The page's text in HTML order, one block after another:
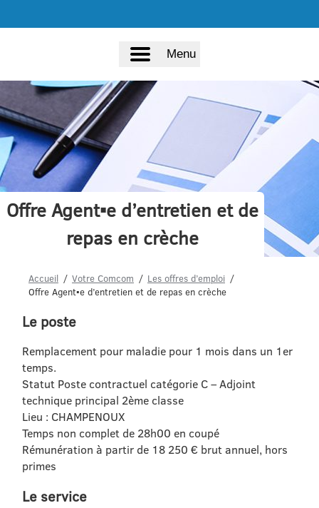
Menu
Offre Agent▪e d’entretien et de
repas en crèche
Accueil Votre Comcom
Les offres d’emploi
Offre Agent▪e d’entretien et de repas en crèche
Le poste
Remplacement pour maladie pour 1 mois dans un 1er
temps.
Statut Poste contractuel catégorie C – Adjoint
technique principal 2ème classe
Lieu : CHAMPENOUX
Temps non complet de 28h00 en coupé
Rémunération à partir de 18 250 € brut annuel, hors
primes
Le service